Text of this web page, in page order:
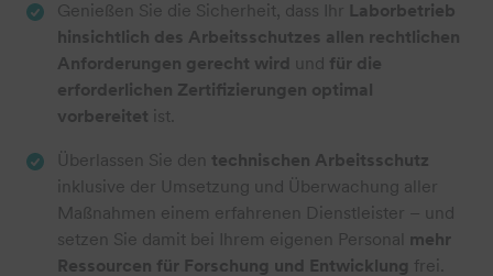
Genießen Sie die Sicherheit, dass Ihr Laborbetrieb
hinsichtlich des Arbeitsschutzes allen rechtlichen
Anforderungen gerecht wird und für die
erforderlichen Zertifizierungen optimal
vorbereitet ist.
Überlassen Sie den technischen Arbeitsschutz
inklusive der Umsetzung und Überwachung aller
Maßnahmen einem erfahrenen Dienstleister – und
setzen Sie damit bei Ihrem eigenen Personal mehr
Ressourcen für Forschung und Entwicklung frei.